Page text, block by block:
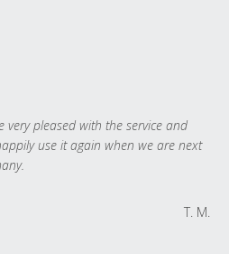
very pleased with the service and
use it again when we are next
T. M.